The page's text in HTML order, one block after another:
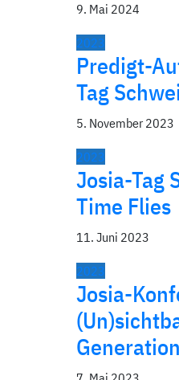
9. Mai 2024
2023
Predigt-
Tag
5. November 2023
2023
Josia-Tag
Time Flies
11. Juni 2023
2023
Josia-